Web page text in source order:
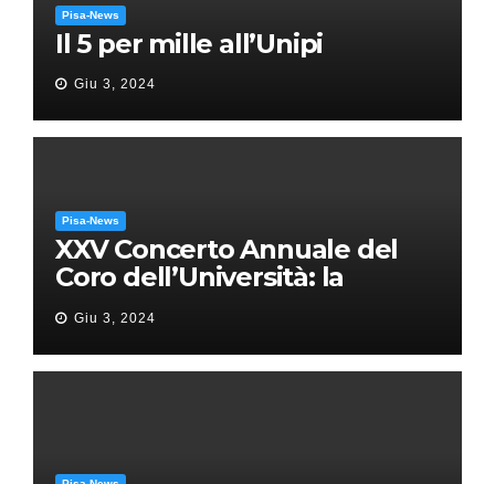
Pisa-News
Il 5 per mille all’Unipi
Giu 3, 2024
Pisa-News
XXV Concerto Annuale del
Coro dell’Università: la
“Messa in gloria” di Giacomo
Puccini
Giu 3, 2024